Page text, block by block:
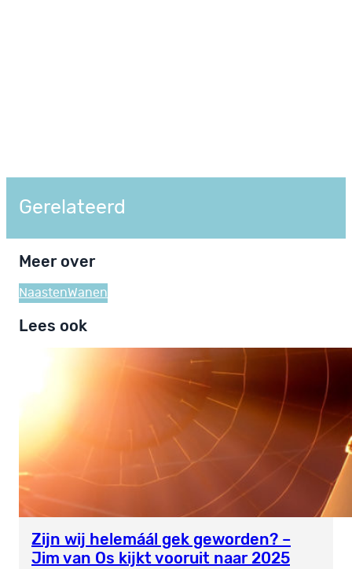
Gerelateerd
Meer over
NaastenWanen
Lees ook
Zijn wij helemáál gek geworden? –
Jim van Os kijkt vooruit naar 2025